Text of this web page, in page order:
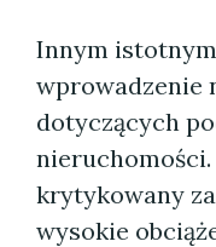
Innym
wprowadzenie
dotyczących
krytykowany
wysokie